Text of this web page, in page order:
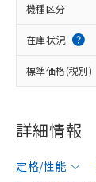
機種区分
在庫状況
標準価格(税別)
詳細情報
定格/性能